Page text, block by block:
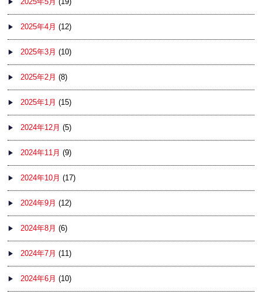
2025年4月 (12)
2025年3月 (10)
2025年2月 (8)
2025年1月 (15)
2024年12月 (5)
2024年11月 (9)
2024年10月 (17)
2024年9月 (12)
2024年8月 (6)
2024年7月 (11)
2024年6月 (10)